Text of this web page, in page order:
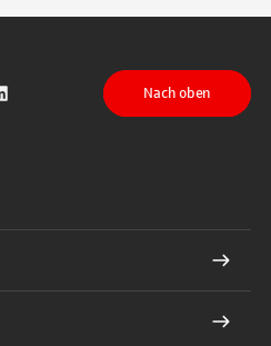
auf TikTokauf LinkedIn
Nach oben